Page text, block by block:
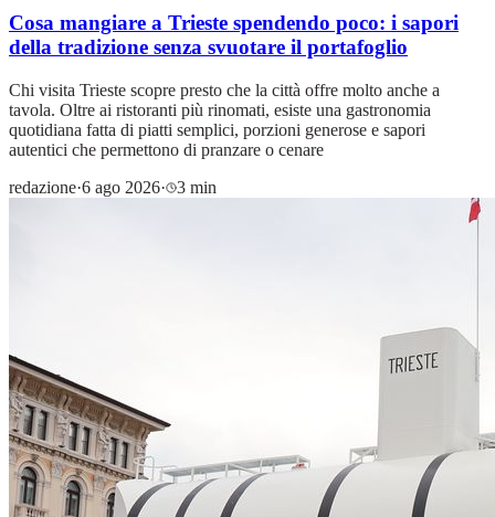
Cosa mangiare a Trieste spendendo poco: i sapori
della tradizione senza svuotare il portafoglio
Chi visita Trieste scopre presto che la città offre molto anche a
tavola. Oltre ai ristoranti più rinomati, esiste una gastronomia
quotidiana fatta di piatti semplici, porzioni generose e sapori
autentici che permettono di pranzare o cenare
redazione·6 ago 2026· 3 min